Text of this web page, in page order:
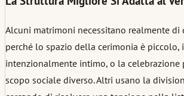
Alcuni matrimoni necessitano realmente
perché lo spazio della cerimonia è piccolo,
intenzionalmente intimo, o la celebrazione
scopo sociale diverso. Altri usano la